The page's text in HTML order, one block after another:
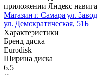
приложении Яндекс
Магазин г. Самара ул.
ул. Демократическая, 51Б
Характеристики
Бренд диска
Eurodisk
Ширина диска
6.5